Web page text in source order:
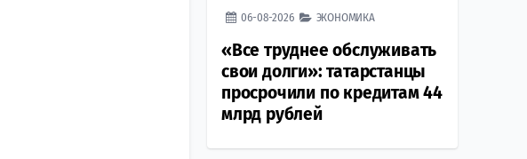
06-08-2026 ЭКОНОМИКА
«Все труднее обслуживать
свои долги»: татарстанцы
просрочили по кредитам 44
млрд рублей